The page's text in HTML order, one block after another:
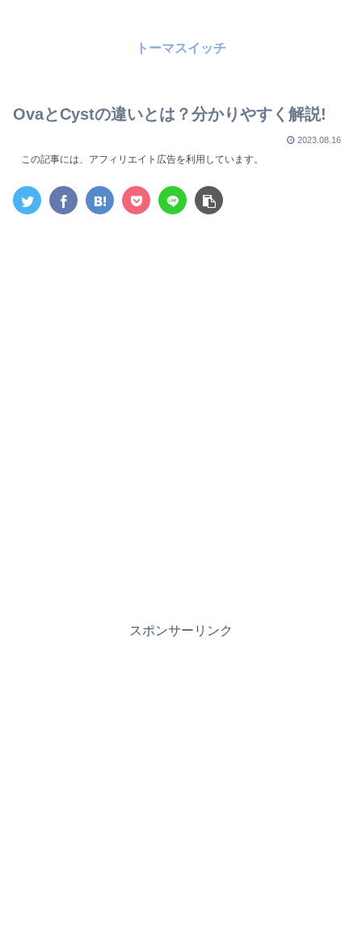
トーマスイッチ
OvaとCystの違いとは？分かりやすく解説!
2023.08.16
この記事には、アフィリエイト広告を利用しています。
スポンサーリンク